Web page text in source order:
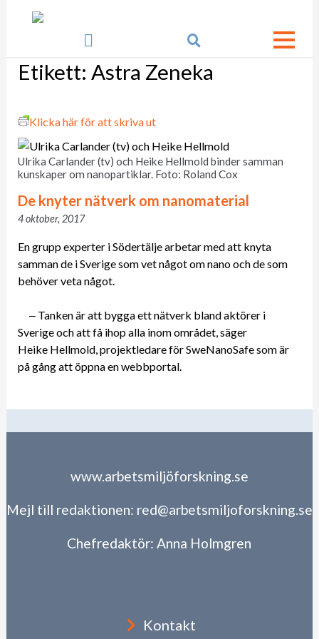

Etikett: Astra Zeneka
Klicka här för att skriva ut
Ulrika Carlander (tv) och Heike Hellmold binder samman
kunskaper om nanopartiklar. Foto: Roland Cox
De knyter nätverk om nanomaterial
4 oktober, 2017
En grupp experter i Södertälje arbetar med att knyta
samman de i Sverige som vet något om nano och de som
behöver veta något.
‒ Tanken är att bygga ett nätverk bland aktörer i
Sverige och att få ihop alla inom området, säger
Heike Hellmold, projektledare för SweNanoSafe som är
på gång att öppna en webbportal.
www.arbetsmiljöforskning.se
Mejl till redaktionen: red@arbetsmiljoforskning.se
Chefredaktör:Anna Holmgren
Kontakt